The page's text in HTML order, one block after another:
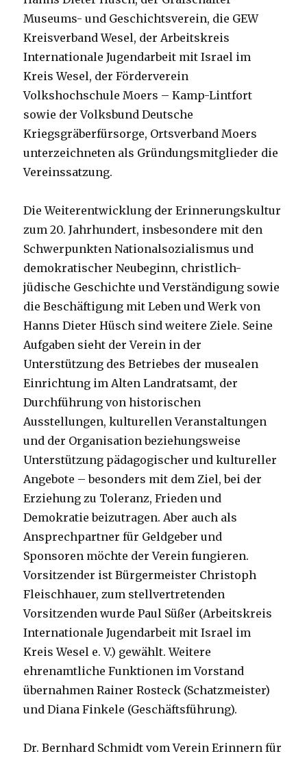
Museums- und Geschichtsverein, die GEW
Kreisverband Wesel, der Arbeitskreis
Internationale Jugendarbeit mit Israel im
Kreis Wesel, der Förderverein
Volkshochschule Moers – Kamp-Lintfort
sowie der Volksbund Deutsche
Kriegsgräberfürsorge, Ortsverband Moers
unterzeichneten als Gründungsmitglieder die
Vereinssatzung.
Die Weiterentwicklung der Erinnerungskultur
zum 20. Jahrhundert, insbesondere mit den
Schwerpunkten Nationalsozialismus und
demokratischer Neubeginn, christlich-
jüdische Geschichte und Verständigung sowie
die Beschäftigung mit Leben und Werk von
Hanns Dieter Hüsch sind weitere Ziele. Seine
Aufgaben sieht der Verein in der
Unterstützung des Betriebes der musealen
Einrichtung im Alten Landratsamt, der
Durchführung von historischen
Ausstellungen, kulturellen Veranstaltungen
und der Organisation beziehungsweise
Unterstützung pädagogischer und kultureller
Angebote – besonders mit dem Ziel, bei der
Erziehung zu Toleranz, Frieden und
Demokratie beizutragen. Aber auch als
Ansprechpartner für Geldgeber und
Sponsoren möchte der Verein fungieren.
Vorsitzender ist Bürgermeister Christoph
Fleischhauer, zum stellvertretenden
Vorsitzenden wurde Paul Süßer (Arbeitskreis
Internationale Jugendarbeit mit Israel im
Kreis Wesel e. V.) gewählt. Weitere
ehrenamtliche Funktionen im Vorstand
übernahmen Rainer Rosteck (Schatzmeister)
und Diana Finkele (Geschäftsführung).
Dr. Bernhard Schmidt vom Verein Erinnern für